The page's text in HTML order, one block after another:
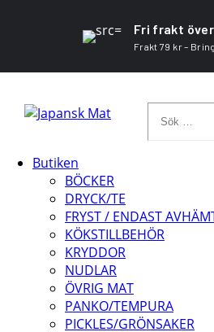
Fri frakt
Frakt 79 kr –
Butiken
BÖCKER
DRYCK/TE
FRYST / ENDAST
KÖKSTILLBEHÖR
KRYDDOR
NUDLAR
ÖVRIG MAT
PANKO/TEMPURA
PICKLES/GRÖNSAKER